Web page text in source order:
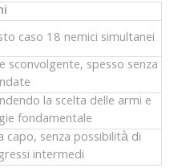
caso 18 nemici simultanei
sconvolgente, spesso senza
la scelta delle armi e
fondamentale
capo, senza possibilità di
intermedi